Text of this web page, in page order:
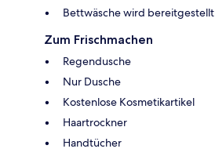
Bettwäsche wird bereitgestellt
Zum Frischmachen
Regendusche
Nur Dusche
Kostenlose Kosmetikartikel
Haartrockner
Handtücher